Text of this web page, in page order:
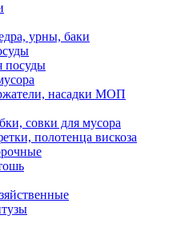
урны, баки
посуды
насадки МОП
совки для мусора
полотенца вискоза